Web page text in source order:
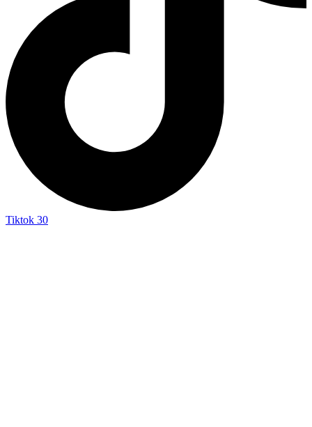
Tiktok 30